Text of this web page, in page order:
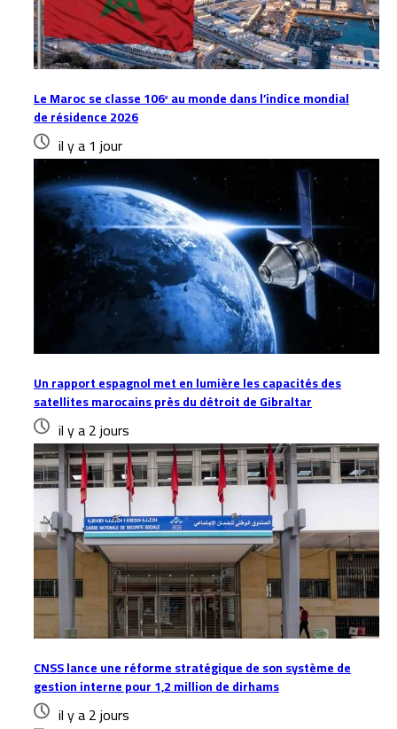
Le Maroc se classe 106ᵉ au monde dans l’indice mondial
de résidence 2026
il y a 1 jour
Un rapport espagnol met en lumière les capacités des
satellites marocains près du détroit de Gibraltar
il y a 2 jours
CNSS lance une réforme stratégique de son système de
gestion interne pour 1,2 million de dirhams
il y a 2 jours